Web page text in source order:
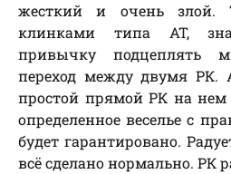
жесткий и очень злой.
клинками типа AT,
привычку подцеплять
переход между двумя
простой прямой РК на нем
определенное веселье с
будет гарантировано.
всё сделано нормально. РК